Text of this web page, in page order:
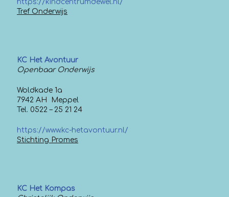
https://kindcentrumdewel.nl/
Tref Onderwijs
KC Het Avontuur
Openbaar Onderwijs
Woldkade 1a
7942 AH Meppel
Tel. 0522 – 25 21 24
https://www.kc-hetavontuur.nl/
Stichting Promes
KC Het Kompas